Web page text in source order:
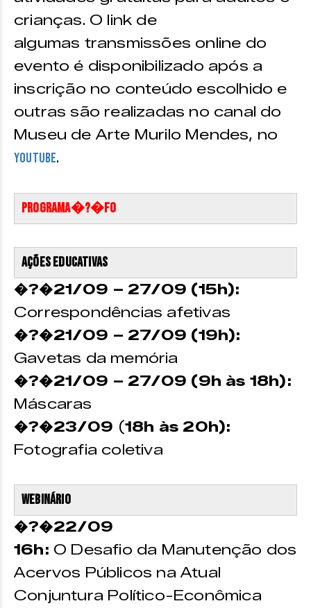
crianças. O link de
algumas transmissões online do
evento é disponibilizado após a
inscrição no conteúdo escolhido e
outras são realizadas no canal do
Museu de Arte Murilo Mendes, no
Youtube.
PROGRAMA�?�fO
Ações educativas
�?�21/09 – 27/09 (15h):
Correspondências afetivas
�?�21/09 – 27/09 (19h):
Gavetas da memória
�?�21/09 – 27/09 (9h às 18h):
Máscaras
�?�23/09 (18h às 20h):
Fotografia coletiva
Webinário
�?�22/09
16h: O Desafio da Manutenção dos
Acervos Públicos na Atual
Conjuntura Político-Econômica